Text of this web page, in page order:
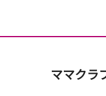
ママクラ